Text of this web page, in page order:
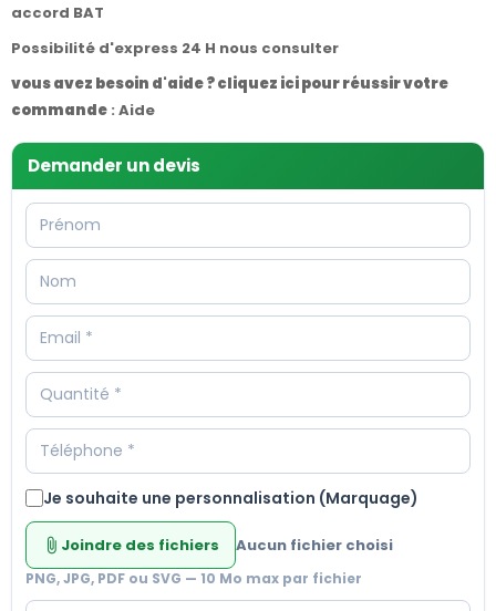
accord BAT
Possibilité d'express 24 H nous consulter
vous avez besoin d'aide ? cliquez ici pour réussir votre
commande : Aide
Demander un devis
Je souhaite une personnalisation (Marquage)
attach_file Joindre des fichiers Aucun fichier choisi
PNG, JPG, PDF ou SVG — 10 Mo max par fichier